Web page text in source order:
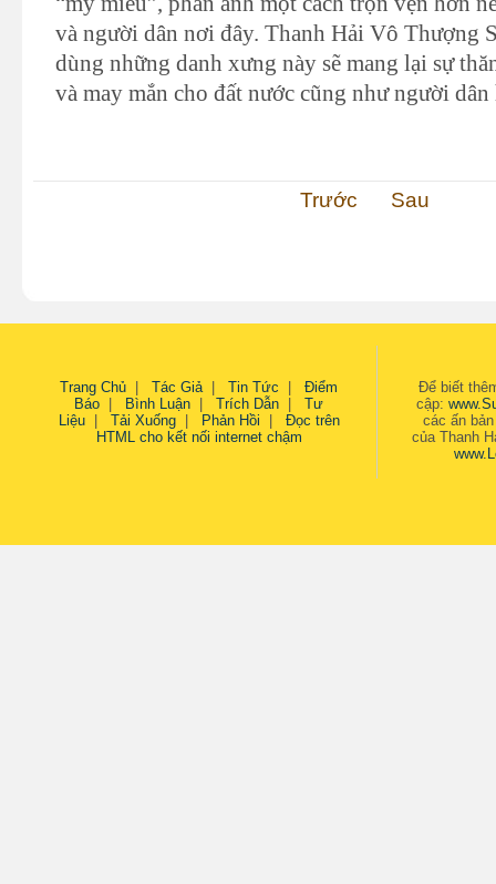
và người dân nơi đây. Thanh Hải Vô Thượng
dùng những danh xưng này sẽ mang lại sự
và may mắn cho đất nước cũng như người dân
Trước Sau
Trang Chủ Tác Giả| Tin Tức
Điểm
Báo
Bình Luận Trích Dẫn
Tư
Liệu| Tải Xuống| Phản Hồi
Đọc trên
HTML cho kết nối internet chậm
Để biết
cập:
các ấn
của Thanh